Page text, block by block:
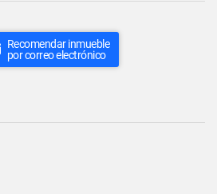
Recomendar inmueble
por correo electrónico